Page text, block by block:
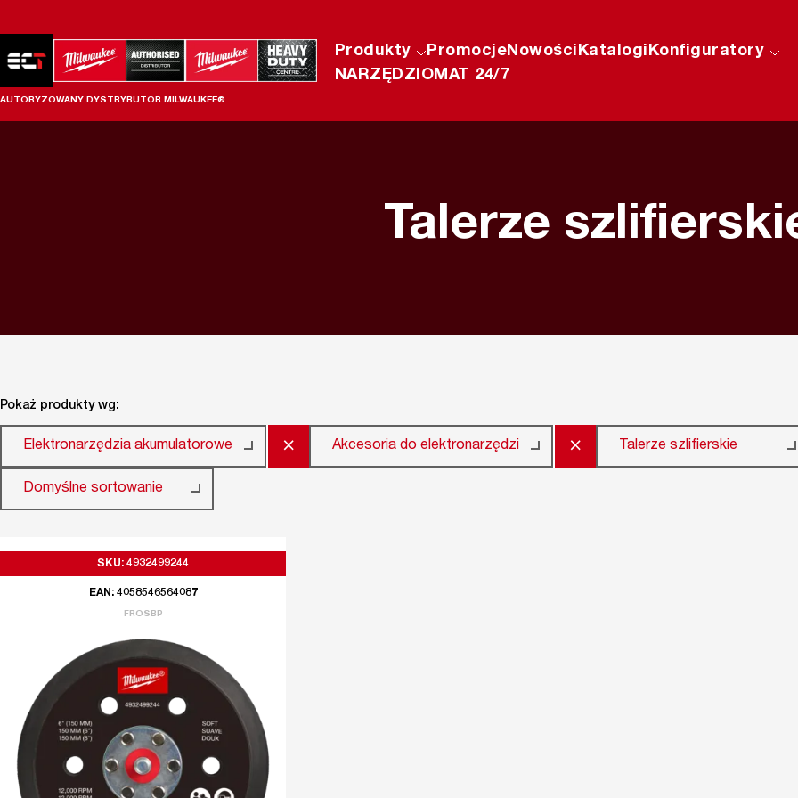
AUTORYZOWANY DYSTRYBUTOR MILWAUKEE®
Produkty PromocjeNowościKatalogiKonfiguratory
NARZĘDZIOMAT 24/7
Talerze
Pokaż produkty wg:
Elektronarzędzia akumulatorowe × Akcesoria do elektronarzędzi × Talerze szlifierskie
Domyślne sortowanie
SKU: 4932499244
EAN: 4058546564087
FROSBP